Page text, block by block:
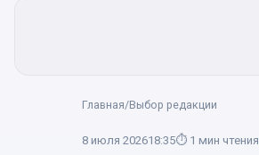
Главная/Выбор редакции
8 июля 202618:35⏱ 1 мин чтения